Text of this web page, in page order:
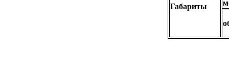
Габариты